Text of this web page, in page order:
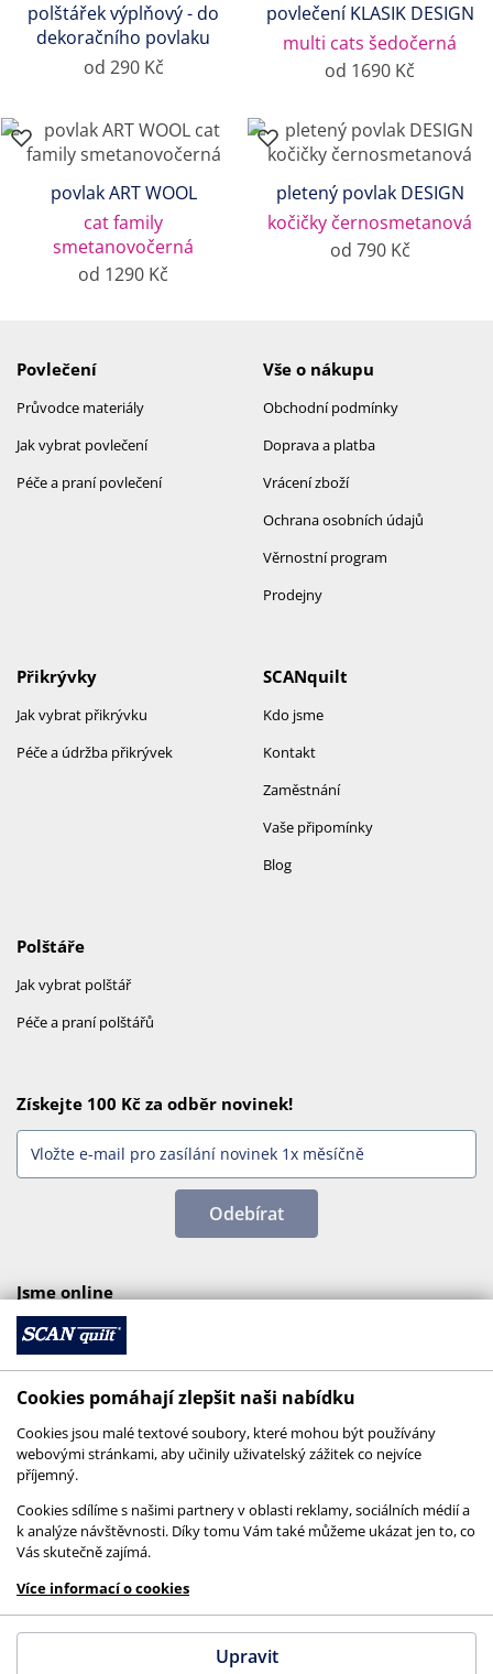
polštářek výplňový - do
dekoračního povlaku
od 290 Kč
povlečení KLASIK DESIGN
multi cats šedočerná
od 1690 Kč
povlak ART WOOL
cat family
smetanovočerná
od 1290 Kč
pletený povlak DESIGN
kočičky černosmetanová
od 790 Kč
Povlečení
Průvodce materiály
Jak vybrat povlečení
Péče a praní povlečení
Vše o nákupu
Obchodní podmínky
Doprava a platba
Vrácení zboží
Ochrana osobních údajů
Věrnostní program
Prodejny
SCANquilt
Kdo jsme
Kontakt
Zaměstnání
Vaše připomínky
Blog
Přikrývky
Jak vybrat přikrývku
Péče a údržba přikrývek
Polštáře
Jak vybrat polštář
Péče a praní polštářů
Získejte 100 Kč za odběr novinek!
Odebírat
Jsme online
© 2026 SCANquilt - všechna práva vyhrazena
This site is protected by reCAPTCHA and the
GooglePrivacy PolicyandTerms of Serviceapply.
Cookies pomáhají zlepšit naši nabídku
Cookies jsou malé textové soubory, které mohou být používány
webovými stránkami, aby učinily uživatelský zážitek co nejvíce
příjemný.
Cookies sdílíme s našimi partnery v oblasti reklamy, sociálních médií a
k analýze návštěvnosti. Díky tomu Vám také můžeme ukázat jen to, co
Vás skutečně zajímá.
Více informací o cookies
Upravit